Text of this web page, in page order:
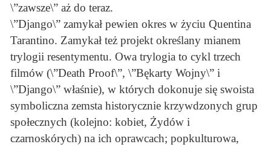
\”zawsze\” aż do teraz.
\”Django\” zamykał pewien okres w życiu Quentina
Tarantino. Zamykał też projekt określany mianem
trylogii resentymentu. Owa trylogia to cykl trzech
filmów (\”Death Proof\”, \”Bękarty Wojny\” i
\”Django\” właśnie), w których dokonuje się swoista
symboliczna zemsta historycznie krzywdzonych grup
społecznych (kolejno: kobiet, Żydów i
czarnoskórych) na ich oprawcach; popkulturowa,